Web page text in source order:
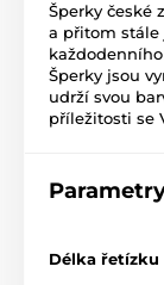
Šperky české
a přitom
Šperky jsou
udrží svou
příležitosti se
Délka řetízku